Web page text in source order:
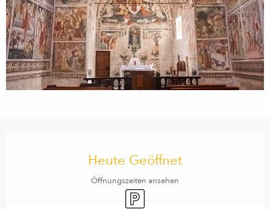
Heute Geöffnet
Öffnungszeiten ansehen
Parkplatz